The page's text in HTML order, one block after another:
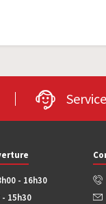
- 16h30
15h30